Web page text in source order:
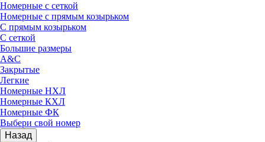
Номерные с сеткой
Номерные с прямым козырьком
С прямым козырьком
С сеткой
Большие размеры
A&C
Закрытые
Легкие
Номерные НХЛ
Номерные КХЛ
Номерные ФК
Выбери свой номер
Назад